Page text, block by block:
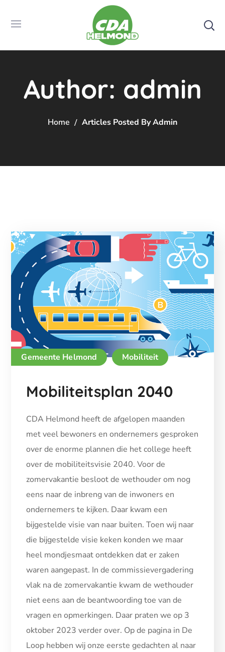
Author: admin
Home Articles Posted By Admin
Gemeente Helmond Mobiliteit
Mobiliteitsplan 2040
CDA Helmond heeft de afgelopen maanden
met veel bewoners en ondernemers gesproken
over de enorme plannen die het college heeft
over de mobiliteitsvisie 2040. Voor de
zomervakantie besloot de wethouder om nog
eens naar de inbreng van de inwoners en
ondernemers te kijken. Daar kwam een
bijgestelde visie van naar buiten. Toen wij naar
die bijgestelde visie keken konden we maar
heel mondjesmaat ontdekken dat er zaken
waren aangepast. In de commissievergadering
vlak na de zomervakantie kwam de wethouder
niet eens aan de beantwoording toe van de
vragen en opmerkingen. Daar praten we op 3
oktober 2023 verder over. Op de pagina in De
Loop hebben wij onze eerste gedachten al naar